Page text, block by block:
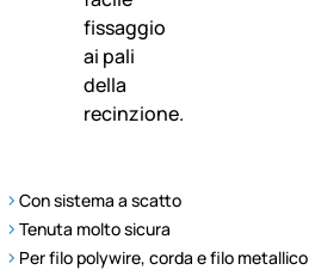
Con sistema a scatto
Tenuta molto sicura
Per filo polywire, corda e filo metallico